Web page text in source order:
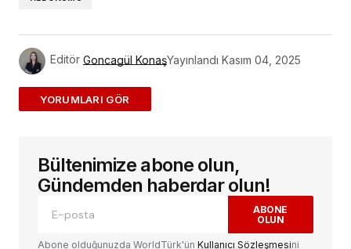
Editör Goncagül KonaşYayınlandı Kasım 04, 2025
ADD A COMMENT
E-posta adresiniz yayınlanmayacak.
alanlar*ile işaretlenmişlerdir
Yorum
Bültenimize abone olun,
Gündemden haberdar olun!
ABONE
OLUN
Abone olduğunuzda WorldTürk'ün Kullanıcı Sözleşmesini